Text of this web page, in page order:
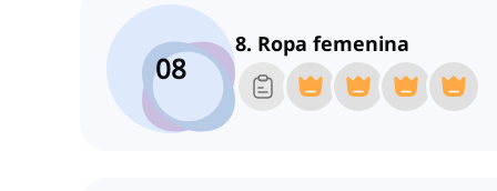
08
8. Ropa femenina